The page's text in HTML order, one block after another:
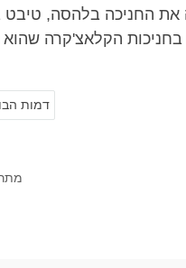
הקלאצ'קרה שהוא
דמות